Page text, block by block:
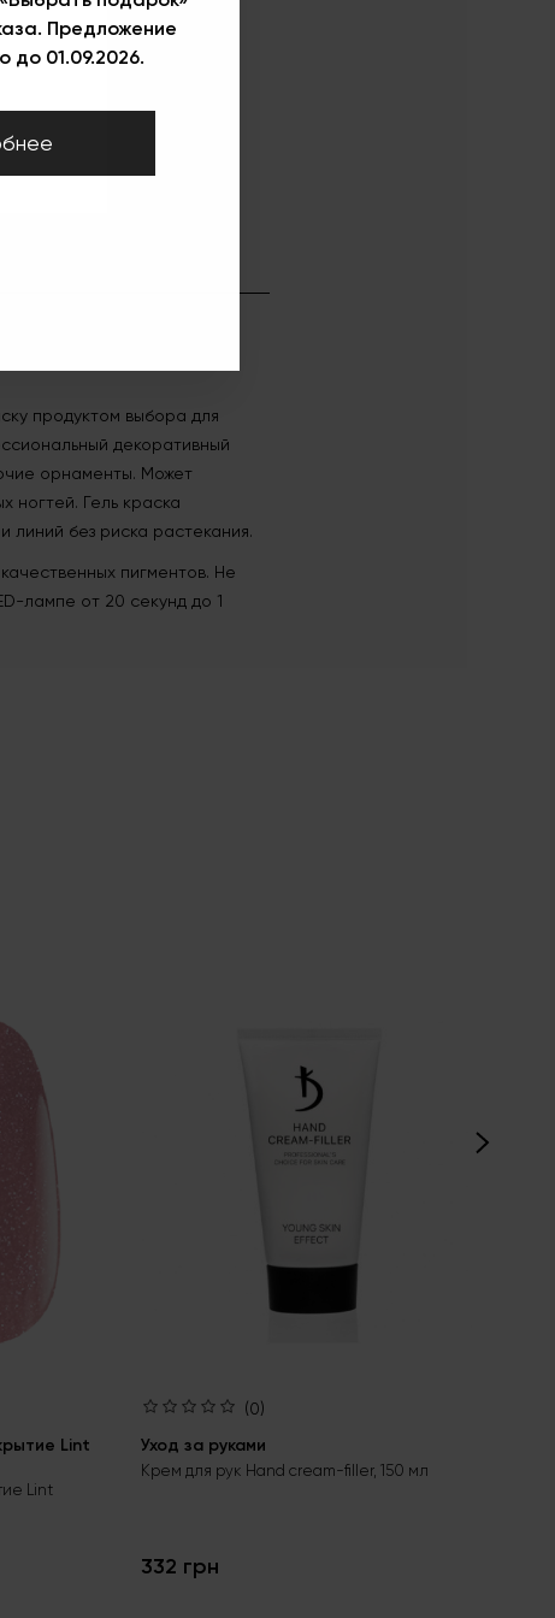
продуктом выбора для
декоративный
орнаменты. Может
ногтей. Гель краска
линий без риска растекания.
пигментов. Не
лампе от 20 секунд до 1
Lint
Lint
(0)
Уход за руками
Крем для рук Hand cream-filler, 150 мл
332 грн
Предложение
до 01.09.2026.